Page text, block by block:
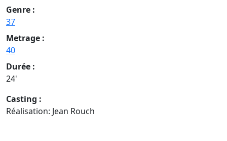
Genre :
37
Metrage :
40
Durée :
24'
Casting :
Réalisation: Jean Rouch